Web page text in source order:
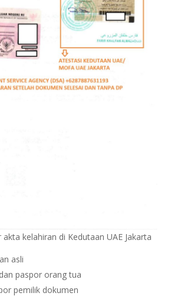
akta kelahiran di Kedutaan UAE Jakarta
asli
paspor orang tua
pemilik dokumen